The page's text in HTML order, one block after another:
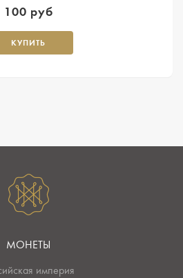
100 руб
КУПИТЬ
МОНЕТЫ
империя